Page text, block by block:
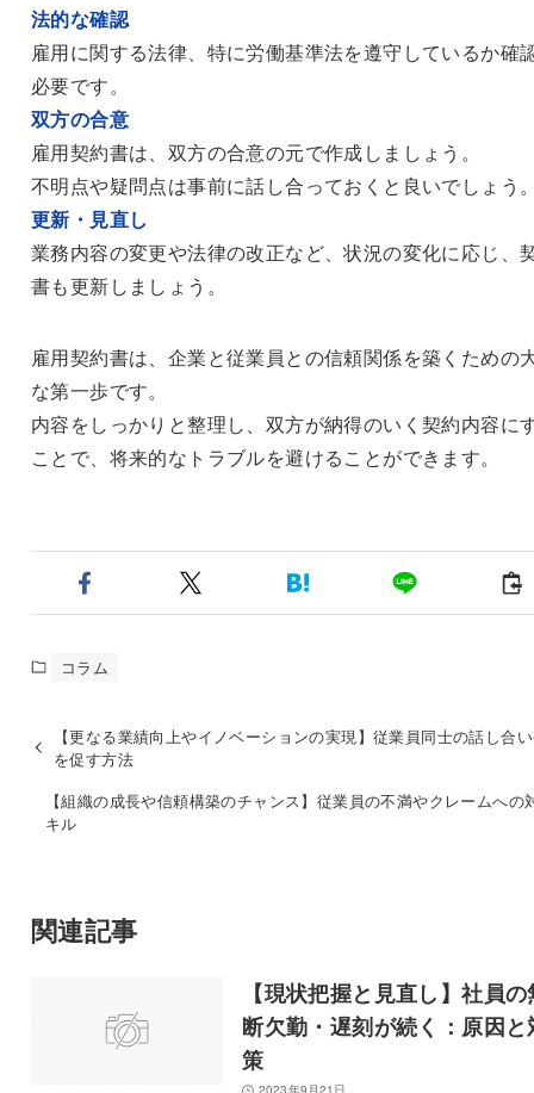
法的な確認
雇用に関する法律、特に労働基準法を遵守しているか確
必要です。
双方の合意
雇用契約書は、双方の合意の元で作成しましょう。
不明点や疑問点は事前に話し合っておくと良いでしょう
更新・見直し
業務内容の変更や法律の改正など、状況の変化に応じ、
書も更新しましょう。
雇用契約書は、企業と従業員との信頼関係を築くための
な第一歩です。
内容をしっかりと整理し、双方が納得のいく契約内容に
ことで、将来的なトラブルを避けることができます。
コラム
【更なる業績向上やイノベーションの実現】従業員同士の話し合
を促す方法
【組織の成長や信頼構築のチャンス】従業員の不満やクレームへの
キル
関連記事
【現状把握と見直し】社員の
断欠勤・遅刻が続く：原因と
策
2023年9月21日